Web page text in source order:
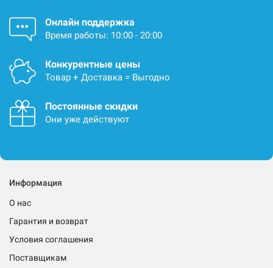
Онлайн поддержка
Время работы: 10:00 - 20:00
Конкурентные цены
Товар + Доставка = Выгодно
Постоянные скидки
Они уже действуют
Информация
О нас
Гарантия и возврат
Условия соглашения
Поставщикам